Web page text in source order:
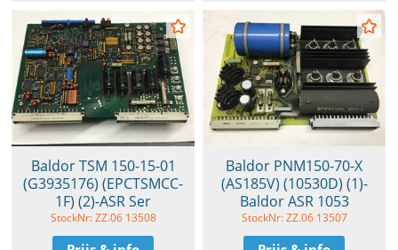
Baldor TSM 150-15-01
(G3935176) (EPCTSMCC-
1F) (2)-ASR Ser
StockNr: ZZ.06 13508
Baldor PNM150-70-X
(AS185V) (10530D) (1)-
Baldor ASR 1053
StockNr: ZZ.06 13507